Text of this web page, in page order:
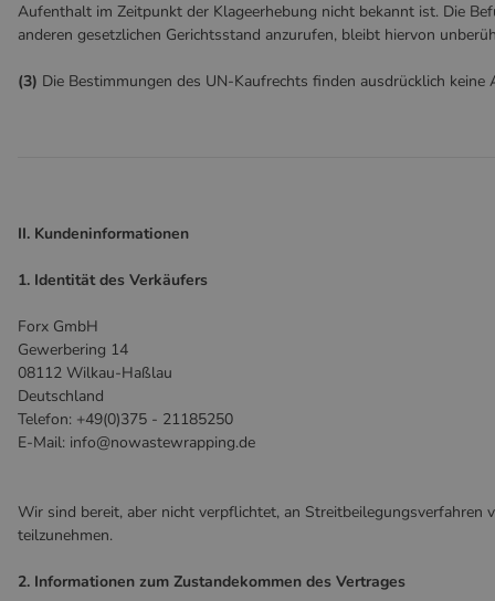
Aufenthalt im Zeitpunkt der Klageerhebung nicht bekannt ist. Die
anderen gesetzlichen Gerichtsstand anzurufen, bleibt hiervon
(3) Die Bestimmungen des UN-Kaufrechts finden ausdrücklich keine
II. Kundeninformationen
1. Identität des Verkäufers
Forx GmbH
Gewerbering 14
08112 Wilkau-Haßlau
Deutschland
Telefon: +49(0)375 - 21185250
E-Mail: info@nowastewrapping.de
Wir sind bereit, aber nicht verpflichtet, an Streitbeilegungsverfahren
teilzunehmen.
2. Informationen zum Zustandekommen des Vertrages